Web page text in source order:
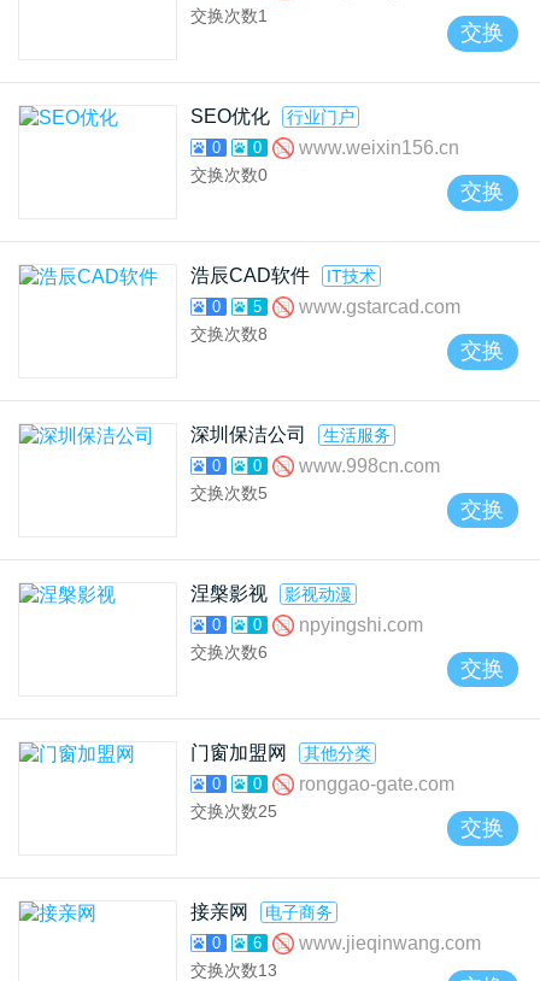
交换次数1
交换
SEO优化 行业门户
0 0 www.weixin156.cn
交换次数0
交换
浩辰CAD软件 IT技术
0 5 www.gstarcad.com
交换次数8
交换
深圳保洁公司 生活服务
0 0 www.998cn.com
交换次数5
交换
涅槃影视 影视动漫
0 0 npyingshi.com
交换次数6
交换
门窗加盟网 其他分类
0 0 ronggao-gate.com
交换次数25
交换
接亲网 电子商务
0 6 www.jieqinwang.com
交换次数13